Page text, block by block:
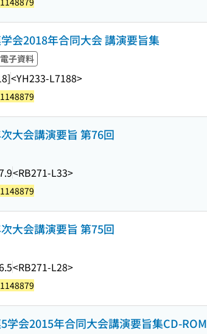
会2018年合同大会 講演要旨集
電子資料
<YH233-L7188>
大会講演要旨 第76回
<RB271-L33>
大会講演要旨 第75回
<RB271-L28>
学会2015年合同大会講演要旨集CD-ROM